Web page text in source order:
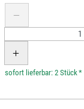
*